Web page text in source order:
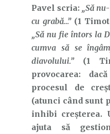
Pavel scria: „Să
cu grabă…”(1
„Să nu fie întors la
cumva să se
diavolului.” (1
provocarea:
procesul de
(atunci când sunt
inhibi creșterea.
ajuta să